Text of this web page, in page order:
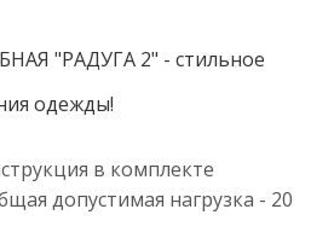
"РАДУГА 2" - стильное
одежды!
в комплекте
допустимая нагрузка - 20